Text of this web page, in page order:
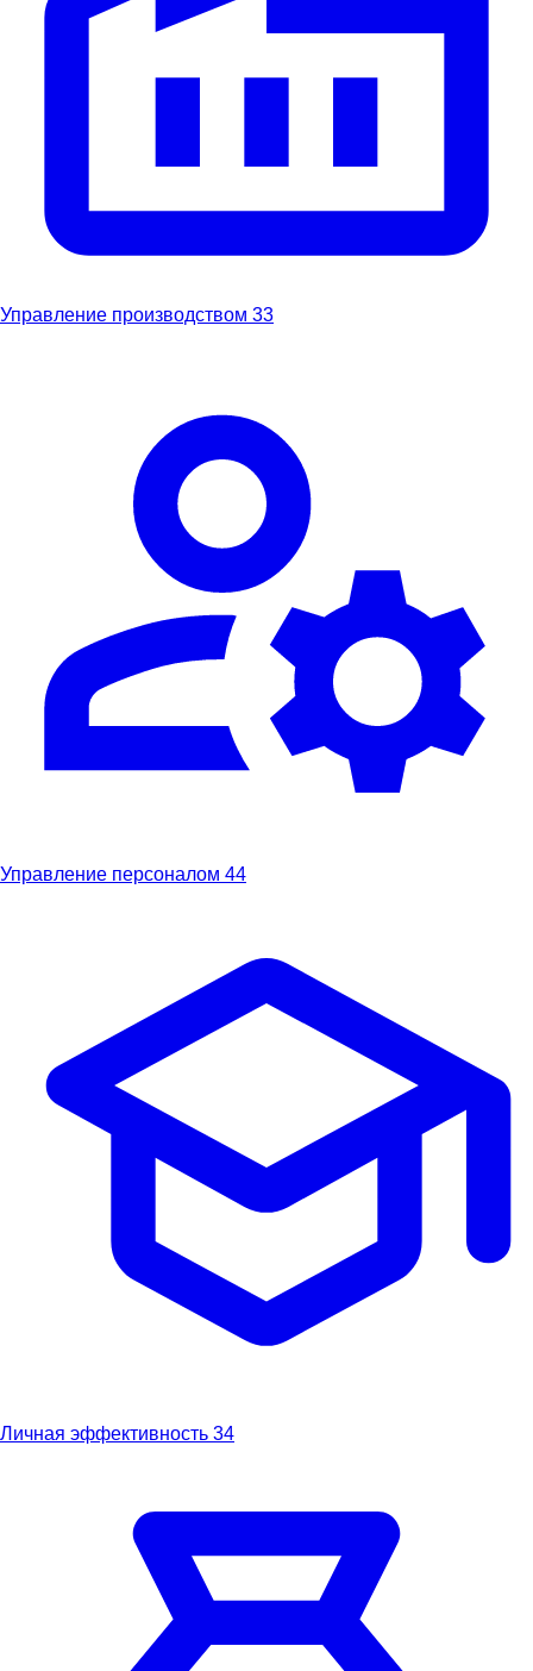
Управление производством 33
Управление персоналом 44
Личная эффективность 34